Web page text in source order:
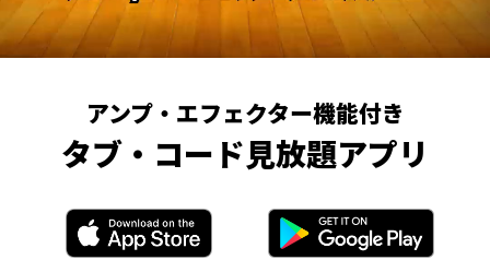
アンプ・エフェクター機能付き
タブ・コード見放題アプリ